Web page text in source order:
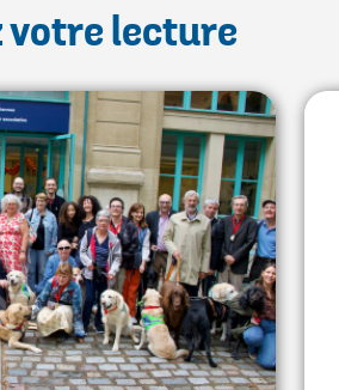
votre lecture